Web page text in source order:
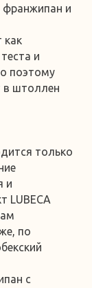
франжипан и
как
и
поэтому
в штоллен
только
и
LUBECA
по
с